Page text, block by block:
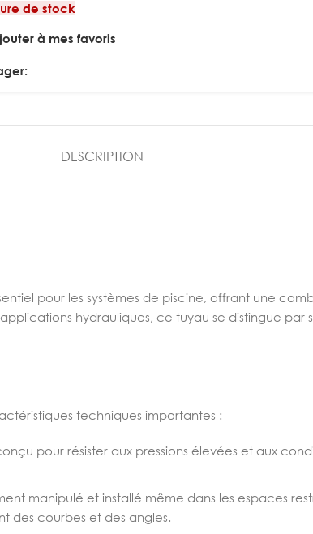
de stock
à mes favoris
DESCRIPTION
pour les systèmes de piscine, offrant une
hydrauliques, ce tuyau se distingue
techniques importantes :
pour résister aux pressions élevées et aux
manipulé et installé même dans les espaces
des courbes et des angles.